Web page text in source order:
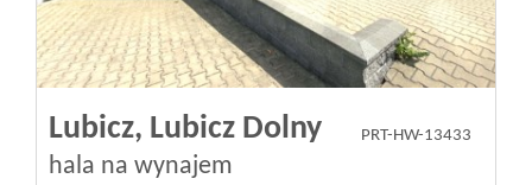
Lubicz, Lubicz Dolny
hala na wynajem
PRT-HW-13433